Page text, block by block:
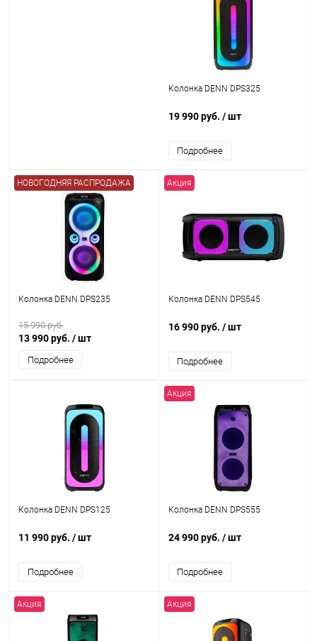
Колонка DENN DPS325
19 990 руб. / шт
Подробнее
НОВОГОДНЯЯ РАСПРОДАЖА
Колонка DENN DPS235
15 990 руб.
13 990 руб. / шт
Подробнее
Акция
Колонка DENN DPS545
16 990 руб. / шт
Подробнее
Колонка DENN DPS125
11 990 руб. / шт
Подробнее
Акция
Колонка DENN DPS555
24 990 руб. / шт
Подробнее
Акция Акция